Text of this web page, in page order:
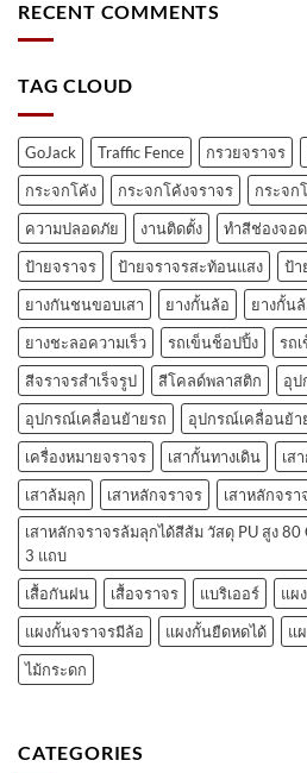
RECENT COMMENTS
TAG CLOUD
GoJack Traffic Fence กรวยจราจร
กระจกโค้ง
กระจกโค้งจราจร กระจก
ความปลอดภัย
งานติดตั้ง ทำสีช่องจอด
ป้ายจราจร
ป้ายจราจรสะท้อนแสง ป้า
ยางกันชนขอบเสา
ยางกั้นล้อ ยางกั้น
ยางชะลอความเร็ว
รถเข็นช็อปปิ้ง รถ
สีจราจรสำเร็จรูป
สีโคลด์พลาสติก
อุป
อุปกรณ์เคลื่อนย้ายรถ
อุปกรณ์เคลื่อนย้า
เครื่องหมายจราจร
เสากั้นทางเดิน
เส
เสาล้มลุก
เสาหลักจราจร
เสาหลักจร
เสาหลักจราจรล้มลุกได้สีส้ม วัสดุ PU สูง
3 แถบ
เสื้อกันฝน
เสื้อจราจร แบริเออร์
แผ
แผงกั้นจราจรมีล้อ
แผงกั้นยืดหดได้ แ
ไม้กระดก
CATEGORIES